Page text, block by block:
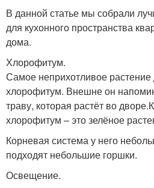
В данной статье мы собрали
для кухонного пространства
дома.
Хлорофитум.
Самое неприхотливое растение
хлорофитум. Внешне он
траву, которая растёт во
хлорофитум – это зелёное
Корневая система у него
подходят небольшие горшки.
Освещение.